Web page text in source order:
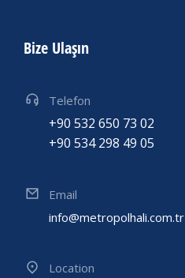
Bize Ulaşın
Telefon
+90 532 650 73 02
+90 534 298 49 05
Email
info@metropolhali.com.tr
Location